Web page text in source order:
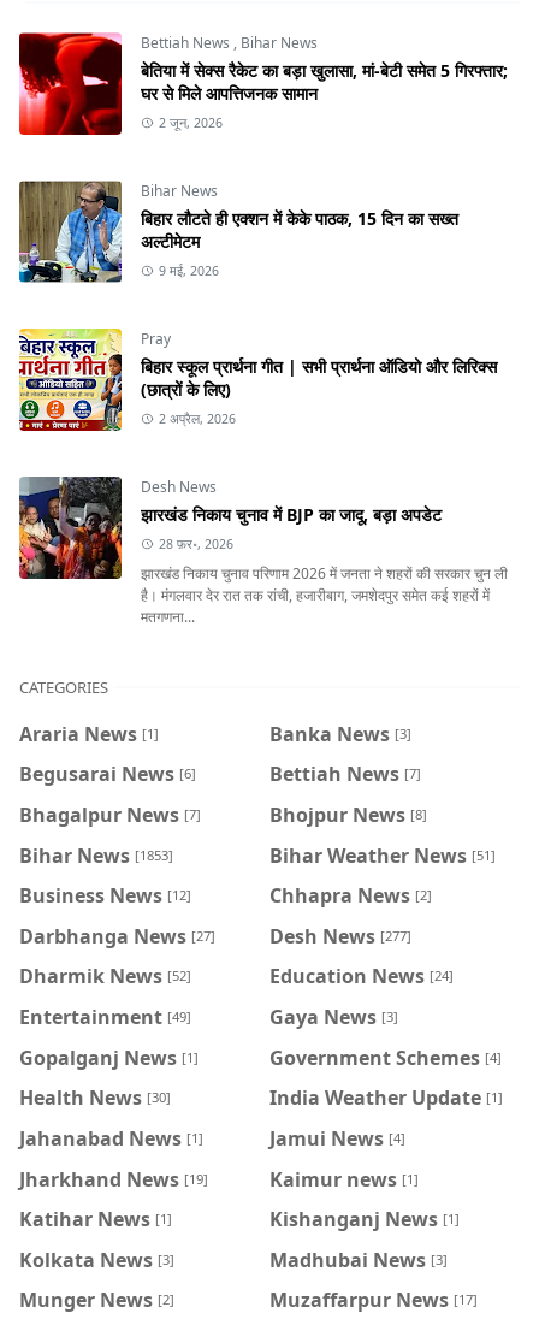
Bettiah News , Bihar News
बेतिया में सेक्स रैकेट का बड़ा खुलासा, मां-बेटी समेत 5 गिरफ्तार;
घर से मिले आपत्तिजनक सामान
2 जून, 2026
Bihar News
बिहार लौटते ही एक्शन में केके पाठक, 15 दिन का सख्त
अल्टीमेटम
9 मई, 2026
Pray
बिहार स्कूल प्रार्थना गीत | सभी प्रार्थना ऑडियो और लिरिक्स
(छात्रों के लिए)
2 अप्रैल, 2026
Desh News
झारखंड निकाय चुनाव में BJP का जादू, बड़ा अपडेट
28 फ़र॰, 2026
झारखंड निकाय चुनाव परिणाम 2026 में जनता ने शहरों की सरकार चुन ली
है। मंगलवार देर रात तक रांची, हजारीबाग, जमशेदपुर समेत कई शहरों में
मतगणना...
CATEGORIES
Araria News [1] Banka News [3]
Begusarai News [6] Bettiah News [7]
Bhagalpur News [7] Bhojpur News [8]
Bihar News [1853] Bihar Weather News [51]
Business News [12] Chhapra News [2]
Darbhanga News [27] Desh News [277]
Dharmik News [52] Education News [24]
Entertainment [49] Gaya News [3]
Gopalganj News [1] Government Schemes [4]
Health News [30] India Weather Update [1]
Jahanabad News [1] Jamui News [4]
Jharkhand News [19] Kaimur news [1]
Katihar News [1] Kishanganj News [1]
Kolkata News [3] Madhubai News [3]
Munger News [2] Muzaffarpur News [17]